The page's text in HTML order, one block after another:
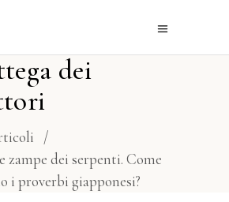
dei
/
zampe dei serpenti. Come
i proverbi giapponesi?